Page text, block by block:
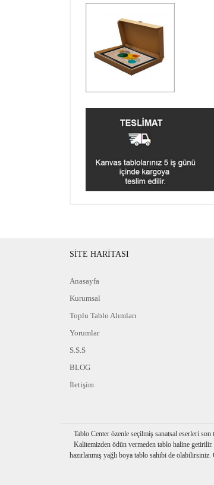
SİTE HARİTASI
Anasayfa
Kurumsal
Toplu Tablo Alımları
Yorumlar
S.S.S
BLOG
İletişim
Tablo Center özenle seçilmiş sanatsal eserleri
Kalitemizden ödün vermeden tablo haline getirilir.
hazırlanmış yağlı boya tablo sahibi de